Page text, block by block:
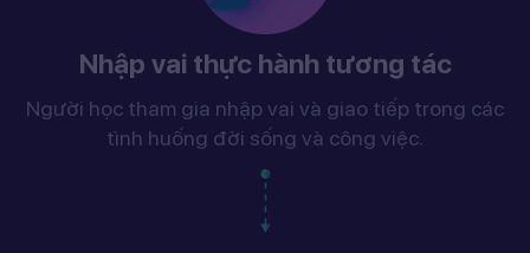
Nhập vai thực hành tương tác
Người học tham gia nhập vai và giao tiếp trong các
tình huống đời sống và công việc.